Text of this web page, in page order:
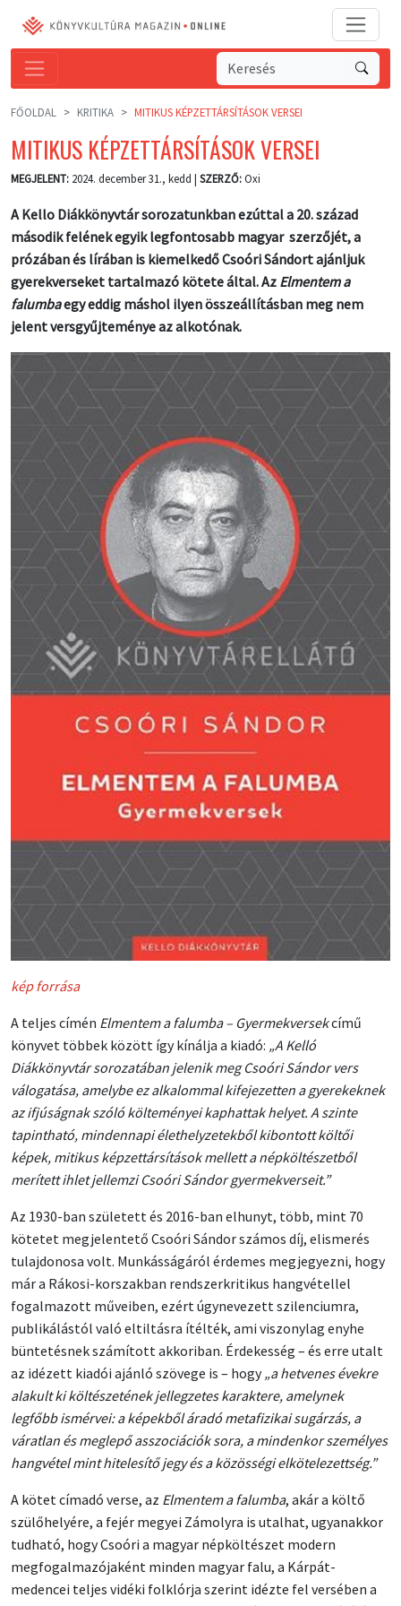
FŐOLDAL KRITIKA MITIKUS KÉPZETTÁRSÍTÁSOK VERSEI
MITIKUS KÉPZETTÁRSÍTÁSOK VERSEI
MEGJELENT: 2024. december 31., kedd | SZERZŐ:Oxi
A Kello Diákkönyvtár sorozatunkban ezúttal a 20. század
második felének egyik legfontosabb magyar szerzőjét, a
prózában és lírában is kiemelkedő Csoóri Sándort ajánljuk
gyerekverseket tartalmazó kötete által. Az Elmentem a
falumbaegy eddig máshol ilyen összeállításban meg nem
jelent versgyűjteménye az alkotónak.
kép forrása
A teljes címén Elmentem a falumba – Gyermekversekcímű
könyvet többek között így kínálja a kiadó: „A Kelló
Diákkönyvtár sorozatában jelenik meg Csoóri Sándor vers
válogatása, amelybe ez alkalommal kifejezetten a gyerekeknek
az ifjúságnak szóló költeményei kaphattak helyet. A szinte
tapintható, mindennapi élethelyzetekből kibontott költői
képek, mitikus képzettársítások mellett a népköltészetből
merített ihlet jellemzi Csoóri Sándor gyermekverseit.”
Az 1930-ban született és 2016-ban elhunyt, több, mint 70
kötetet megjelentető Csoóri Sándor számos díj, elismerés
tulajdonosa volt. Munkásságáról érdemes megjegyezni, hogy
már a Rákosi-korszakban rendszerkritikus hangvétellel
fogalmazott műveiben, ezért úgynevezett szilenciumra,
publikálástól való eltiltásra ítélték, ami viszonylag enyhe
büntetésnek számított akkoriban. Érdekesség – és erre utalt
az idézett kiadói ajánló szövege is – hogy„ahetvenes évekre
alakult ki költészetének jellegzetes karaktere, amelynek
legfőbb ismérvei: a képekből áradó metafizikai sugárzás, a
váratlan és meglepő asszociációk sora, a mindenkor személyes
hangvétel mint hitelesítő jegy és a közösségi elkötelezettség.”
A kötet címadó verse, az Elmentem a falumba, akár a költő
szülőhelyére, a fejér megyei Zámolyra is utalhat, ugyanakkor
tudható, hogy Csoóri a magyar népköltészet modern
megfogalmazójaként minden magyar falu, a Kárpát-
medencei teljes vidéki folklórja szerint idézte fel versében a